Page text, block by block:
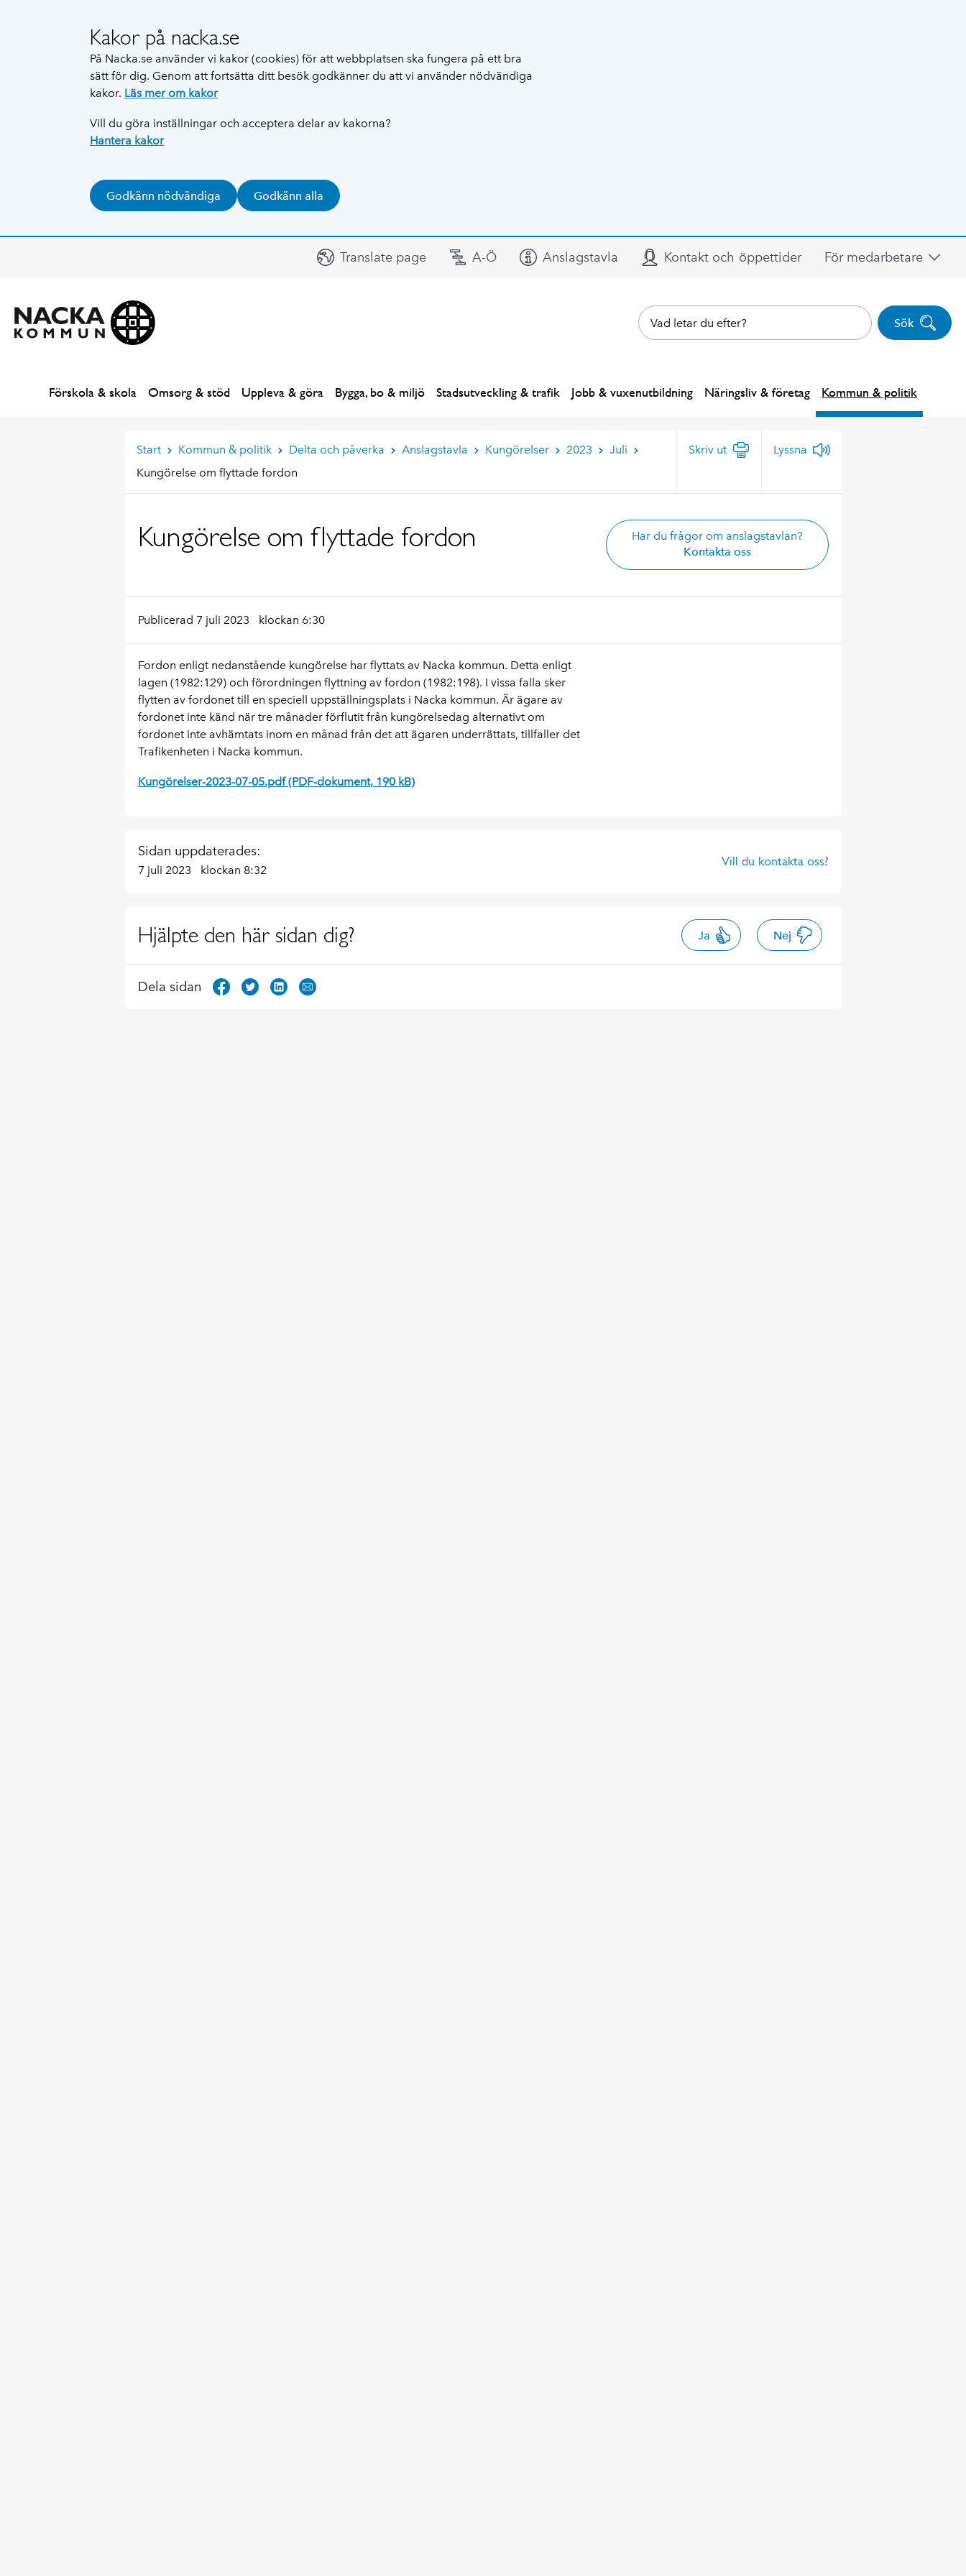
Kakor på nacka.se
På Nacka.se använder vi kakor (cookies) för att webbplatsen ska fungera på ett bra
sätt för dig. Genom att fortsätta ditt besök godkänner du att vi använder nödvändiga
kakor. Läs mer om kakor
Vill du göra inställningar och acceptera delar av kakorna?
Hantera kakor
Godkänn nödvändiga Godkänn alla
Translate page A-Ö Anslagstavla Kontakt och öppettider För medarbetare
Sök
Förskola & skola Omsorg & stöd Uppleva & göra Bygga, bo & miljö Stadsutveckling & trafik Jobb & vuxenutbildning Näringsliv & företag Kommun & politik
Start Kommun & politik Delta och påverka Anslagstavla Kungörelser 2023
Juli
Kungörelse om flyttade fordon
Skriv ut Lyssna
Kungörelse om flyttade fordon
Har du frågor om anslagstavlan?
Kontakta oss
Publicerad 7 juli 2023 klockan 6:30
Fordon enligt nedanstående kungörelse har flyttats av Nacka kommun. Detta enligt
lagen (1982:129) och förordningen flyttning av fordon (1982:198). I vissa falla sker
flytten av fordonet till en speciell uppställningsplats i Nacka kommun. Är ägare av
fordonet inte känd när tre månader förflutit från kungörelsedag alternativt om
fordonet inte avhämtats inom en månad från det att ägaren underrättats, tillfaller det
Trafikenheten i Nacka kommun.
Kungörelser-2023-07-05.pdf (PDF-dokument, 190 kB)
Sidan uppdaterades:
7 juli 2023 klockan 8:32
Vill du kontakta oss?
Hjälpte den här sidan dig? Ja Nej
Dela sidan